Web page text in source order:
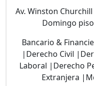
Av. Winston
Domingo
Bancario &
|Derecho Civil
Laboral |Derecho
Extranjera